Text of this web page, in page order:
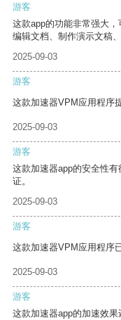
游客
这款app的功能非常强大
编辑文档、制作演示文稿
2025-09-03
游客
这款加速器VPM应用程序
2025-09-03
游客
这款加速器app的安全性
证。
2025-09-03
游客
这款加速器VPM应用程序
2025-09-03
游客
这款加速器app的加速效